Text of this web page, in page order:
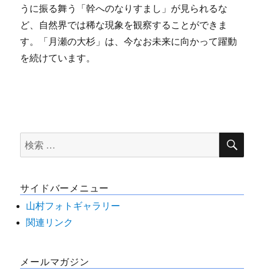
うに振る舞う「幹へのなりすまし」が見られるな
ど、自然界では稀な現象を観察することができま
す。「月瀬の大杉」は、今なお未来に向かって躍動
を続けています。
検
索
象:
検
サイドバーメニュー
山村フォトギャラリー
関連リンク
メールマガジン